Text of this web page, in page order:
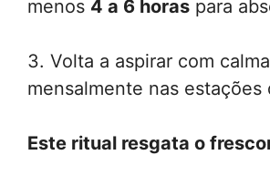
menos 4 a 6 horas para
3. Volta a aspirar com
mensalmente nas estações
Este ritual resgata o